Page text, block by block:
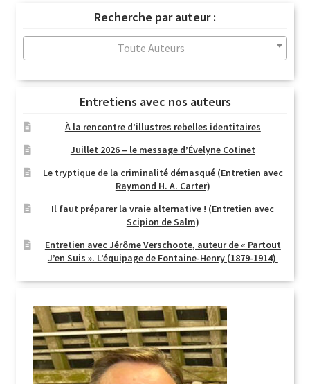
Recherche par auteur :
Toute Auteurs
Entretiens avec nos auteurs
À la rencontre d’illustres rebelles identitaires
Juillet 2026 – le message d’Évelyne Cotinet
Le tryptique de la criminalité démasqué (Entretien avec
Raymond H. A. Carter)
Il faut préparer la vraie alternative ! (Entretien avec
Scipion de Salm)
Entretien avec Jérôme Verschoote, auteur de « Partout
J’en Suis ». L’équipage de Fontaine-Henry (1879-1914)